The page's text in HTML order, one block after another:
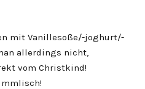
mit Vanillesoße/-joghurt/-
allerdings nicht,
vom Christkind!